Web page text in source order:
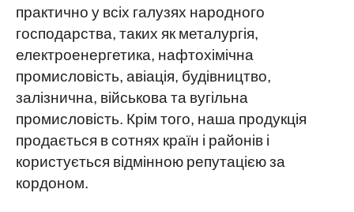
практично у всіх галузях народного
господарства, таких як металургія,
електроенергетика, нафтохімічна
промисловість, авіація, будівництво,
залізнична, військова та вугільна
промисловість. Крім того, наша продукція
продається в сотнях країн і районів і
користується відмінною репутацією за
кордоном.